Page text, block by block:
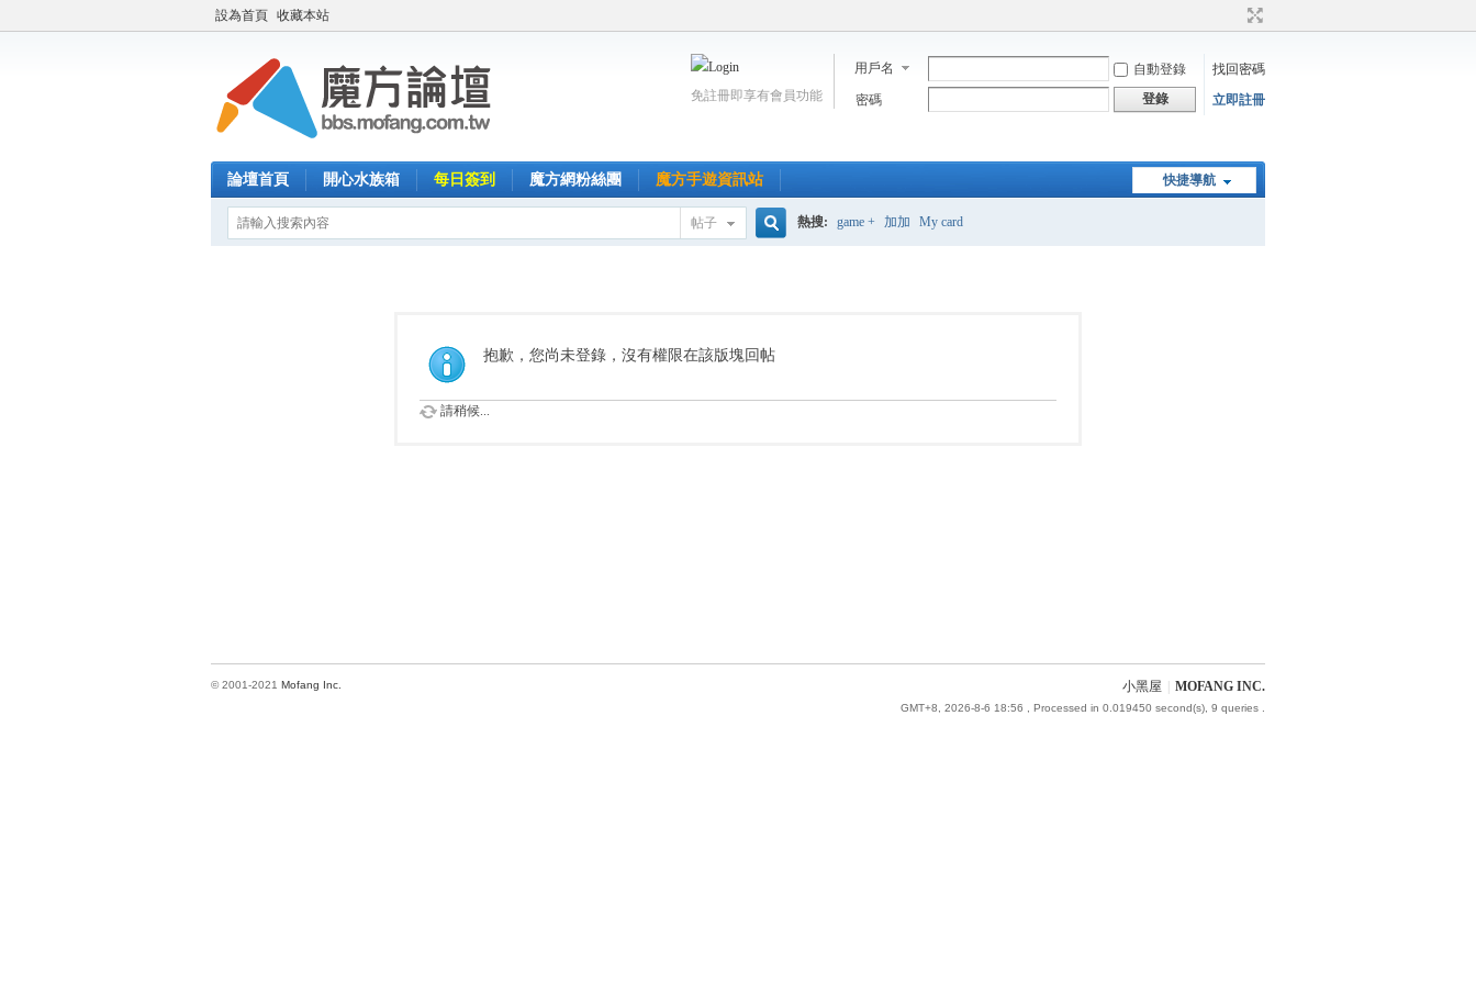
設為首頁 收藏本站
用戶名 自動登錄
找回密碼
密碼
登錄 立即註冊
免註冊即享有會員功能
快捷導航
論壇首頁 開心水族箱 每日簽到 魔方網粉絲團 魔方手遊資訊站
帖子
索
熱搜: game + 加加 My card
抱歉，您尚未登錄，沒有權限在該版塊回帖
請稍候...
小黑屋 MOFANG INC.
GMT+8, 2026-8-6 18:56 , Processed in 0.019450 second(s), 9 queries .
© 2001-2021 Mofang Inc.